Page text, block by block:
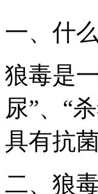
一、什
狼毒是
尿”、“
具有抗
二、狼